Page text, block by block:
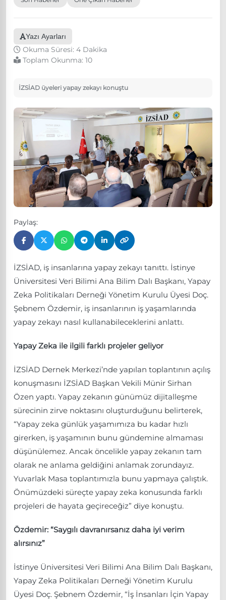
Yazı Ayarları
Okuma Süresi: 4 Dakika
Toplam Okunma: 10
İZSİAD üyeleri yapay zekayı konuştu
Paylaş:
İZSİAD, iş insanlarına yapay zekayı tanıttı. İstinye
Üniversitesi Veri Bilimi Ana Bilim Dalı Başkanı, Yapay
Zeka Politikaları Derneği Yönetim Kurulu Üyesi Doç.
Şebnem Özdemir, iş insanlarının iş yaşamlarında
yapay zekayı nasıl kullanabileceklerini anlattı.
Yapay Zeka ile ilgili farklı projeler geliyor
İZSİAD Dernek Merkezi’nde yapılan toplantının açılış
konuşmasını İZSİAD Başkan Vekili Münir Sirhan
Özen yaptı. Yapay zekanın günümüz dijitalleşme
sürecinin zirve noktasını oluşturduğunu belirterek,
“Yapay zeka günlük yaşamımıza bu kadar hızlı
girerken, iş yaşamının bunu gündemine almaması
düşünülemez. Ancak öncelikle yapay zekanın tam
olarak ne anlama geldiğini anlamak zorundayız.
Yuvarlak Masa toplantımızla bunu yapmaya çalıştık.
Önümüzdeki süreçte yapay zeka konusunda farklı
projeleri de hayata geçireceğiz” diye konuştu.
Özdemir: “Saygılı davranırsanız daha iyi verim
alırsınız”
İstinye Üniversitesi Veri Bilimi Ana Bilim Dalı Başkanı,
Yapay Zeka Politikaları Derneği Yönetim Kurulu
Üyesi Doç. Şebnem Özdemir, “İş İnsanları İçin Yapay